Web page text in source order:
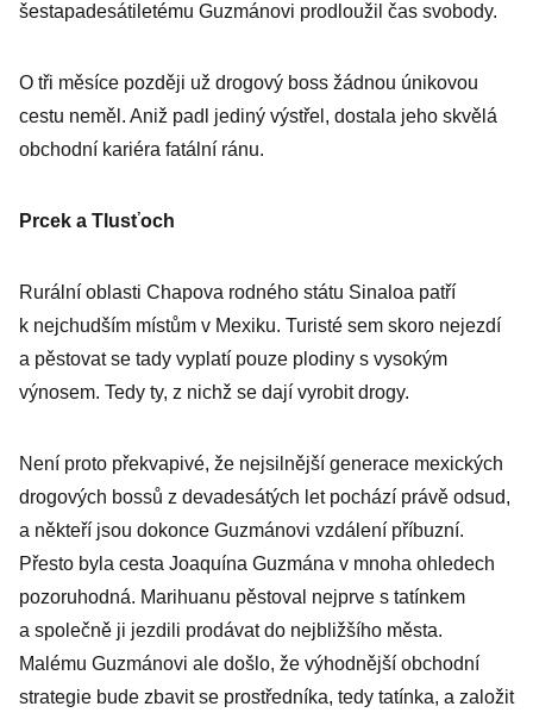
šestapadesátiletému Guzmánovi prodloužil čas svobody.
O tři měsíce později už drogový boss žádnou únikovou
cestu neměl. Aniž padl jediný výstřel, dostala jeho skvělá
obchodní kariéra fatální ránu.
Prcek a Tlusťoch
Rurální oblasti Chapova rodného státu Sinaloa patří
k nejchudším místům v Mexiku. Turisté sem skoro nejezdí
a pěstovat se tady vyplatí pouze plodiny s vysokým
výnosem. Tedy ty, z nichž se dají vyrobit drogy.
Není proto překvapivé, že nejsilnější generace mexických
drogových bossů z devadesátých let pochází právě odsud,
a někteří jsou dokonce Guzmánovi vzdálení příbuzní.
Přesto byla cesta Joaquína Guzmána v mnoha ohledech
pozoruhodná. Marihuanu pěstoval nejprve s tatínkem
a společně ji jezdili prodávat do nejbližšího města.
Malému Guzmánovi ale došlo, že výhodnější obchodní
strategie bude zbavit se prostředníka, tedy tatínka, a založit